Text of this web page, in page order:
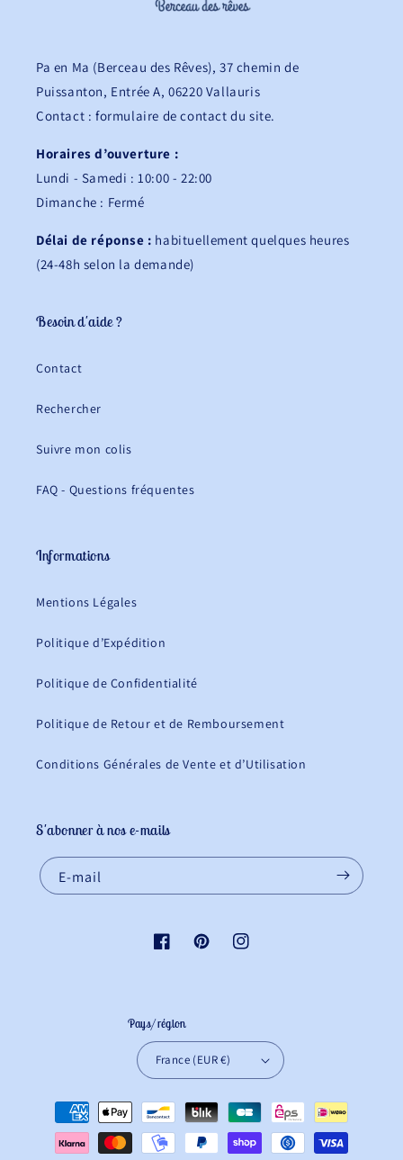
Pa en Ma (Berceau des Rêves), 37 chemin de
Puissanton, Entrée A, 06220 Vallauris
Contact : formulaire de contact du site.
Horaires d’ouverture :
Lundi - Samedi : 10:00 - 22:00
Dimanche : Fermé
Délai de réponse : habituellement quelques heures
(24-48h selon la demande)
Besoin d'aide ?
Contact
Rechercher
Suivre mon colis
FAQ - Questions fréquentes
Informations
Mentions Légales
Politique d’Expédition
Politique de Confidentialité
Politique de Retour et de Remboursement
Conditions Générales de Vente et d’Utilisation
S'abonner à nos e-mails
E-mail
FacebookPinterestInstagram
Pays/région
France (EUR €)
Moyens
paiement